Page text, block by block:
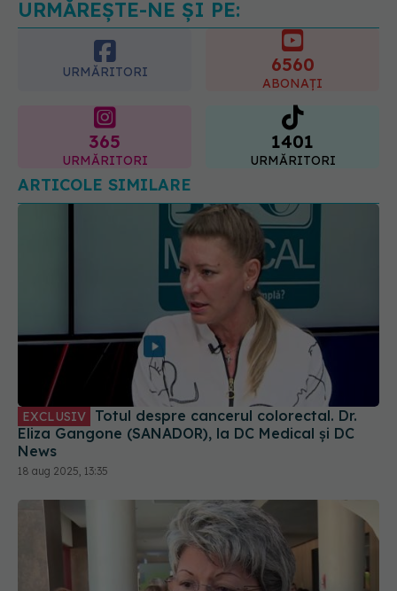
365 1401
URMĂRITORI
ARTICOLE SIMILARE
EXCLUSIV Totul despre cancerul colorectal. Dr.
Eliza Gangone (SANADOR), la DC Medical și DC
News
18 aug 2025, 13:35